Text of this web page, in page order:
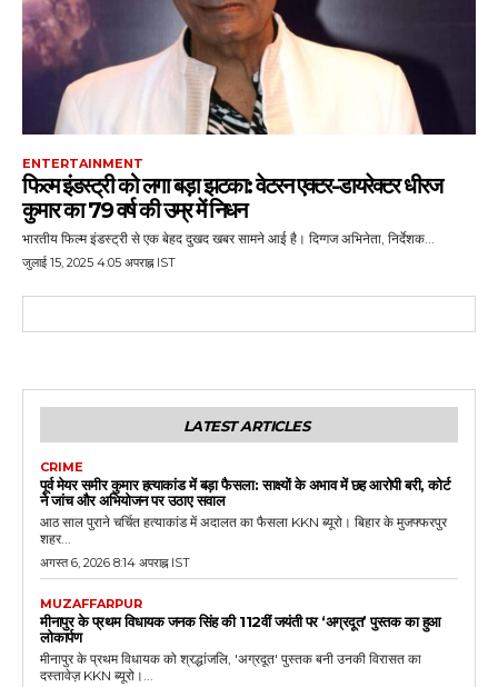
ENTERTAINMENT
फिल्म इंडस्ट्री को लगा बड़ा झटका: वेटरन एक्टर-डायरेक्टर धीरज
कुमार का 79 वर्ष की उम्र में निधन
भारतीय फिल्म इंडस्ट्री से एक बेहद दुखद खबर सामने आई है। दिग्गज अभिनेता, निर्देशक...
जुलाई 15, 2025 4:05 अपराह्न IST
LATEST ARTICLES
CRIME
पूर्व मेयर समीर कुमार हत्याकांड में बड़ा फैसला: साक्ष्यों के अभाव में छह आरोपी बरी, कोर्ट
ने जांच और अभियोजन पर उठाए सवाल
आठ साल पुराने चर्चित हत्याकांड में अदालत का फैसला KKN ब्यूरो। बिहार के मुजफ्फरपुर
शहर...
अगस्त 6, 2026 8:14 अपराह्न IST
MUZAFFARPUR
मीनापुर के प्रथम विधायक जनक सिंह की 112वीं जयंती पर ‘अग्रदूत’ पुस्तक का हुआ
लोकार्पण
मीनापुर के प्रथम विधायक को श्रद्धांजलि, 'अग्रदूत' पुस्तक बनी उनकी विरासत का
दस्तावेज़ KKN ब्यूरो।...